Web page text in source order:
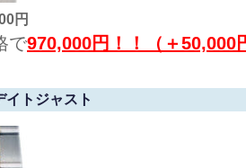
円
で970,000円！！（＋50,000
イトジャスト